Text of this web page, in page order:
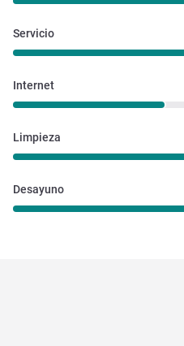
Servicio
Internet
Limpieza
Desayuno